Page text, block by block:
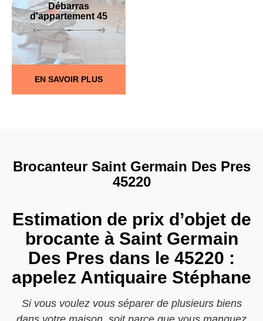
Débarras
d'appartement 45
EN SAVOIR PLUS
Brocanteur Saint Germain Des Pres
45220
Estimation de prix d’objet de
brocante à Saint Germain
Des Pres dans le 45220 :
appelez Antiquaire Stéphane
Si vous voulez vous séparer de plusieurs biens